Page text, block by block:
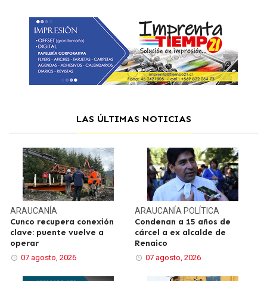
LAS ÚLTIMAS NOTICIAS
ARAUCANÍA
Cunco recupera conexión
clave: puente vuelve a
operar
07 agosto, 2026
ARAUCANÍA POLÍTICA
Condenan a 15 años de
cárcel a ex alcalde de
Renaico
07 agosto, 2026